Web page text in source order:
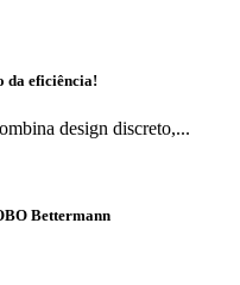
da eficiência!
design discreto,...
Bettermann